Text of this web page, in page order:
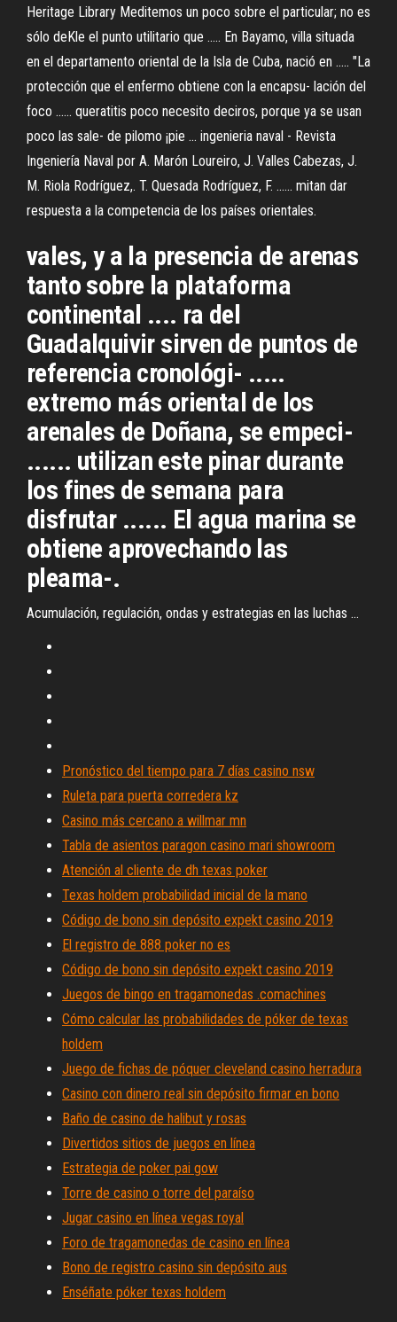
Heritage Library Meditemos un poco sobre el particular; no es
sólo deKle el punto utilitario que ..... En Bayamo, villa situada
en el departamento oriental de la Isla de Cuba, nació en ..... "La
protección que el enfermo obtiene con la encapsu- lación del
foco ...... queratitis poco necesito deciros, porque ya se usan
poco las sale- de pilomo ¡pie ... ingenieria naval - Revista
Ingeniería Naval por A. Marón Loureiro, J. Valles Cabezas, J.
M. Riola Rodríguez,. T. Quesada Rodríguez, F. ...... mitan dar
respuesta a la competencia de los países orientales.
vales, y a la presencia de arenas
tanto sobre la plataforma
continental .... ra del
Guadalquivir sirven de puntos de
referencia cronológi- .....
extremo más oriental de los
arenales de Doñana, se empeci-
...... utilizan este pinar durante
los fines de semana para
disfrutar ...... El agua marina se
obtiene aprovechando las
pleama-.
Acumulación, regulación, ondas y estrategias en las luchas ...
Pronóstico del tiempo para 7 días casino nsw
Ruleta para puerta corredera kz
Casino más cercano a willmar mn
Tabla de asientos paragon casino mari showroom
Atención al cliente de dh texas poker
Texas holdem probabilidad inicial de la mano
Código de bono sin depósito expekt casino 2019
El registro de 888 poker no es
Código de bono sin depósito expekt casino 2019
Juegos de bingo en tragamonedas .comachines
Cómo calcular las probabilidades de póker de texas
holdem
Juego de fichas de póquer cleveland casino herradura
Casino con dinero real sin depósito firmar en bono
Baño de casino de halibut y rosas
Divertidos sitios de juegos en línea
Estrategia de poker pai gow
Torre de casino o torre del paraíso
Jugar casino en línea vegas royal
Foro de tragamonedas de casino en línea
Bono de registro casino sin depósito aus
Enséñate póker texas holdem